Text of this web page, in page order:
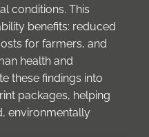
conditions. This
benefits: reduced
for farmers, and
health and
these findings into
packages, helping
environmentally